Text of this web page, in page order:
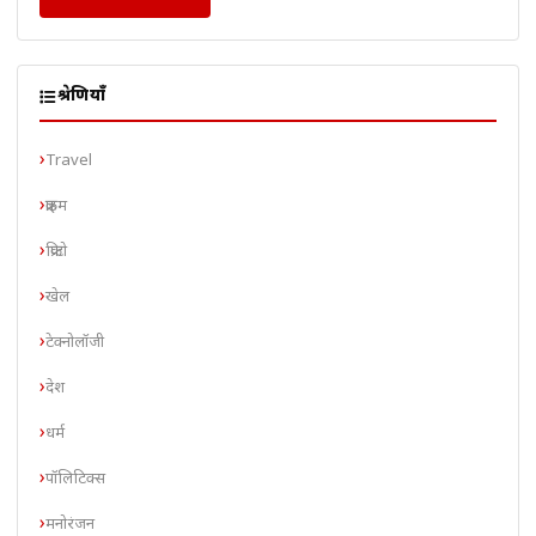
श्रेणियाँ
Travel
क्राइम
क्रिप्टो
खेल
टेक्नोलॉजी
देश
धर्म
पॉलिटिक्स
मनोरंजन